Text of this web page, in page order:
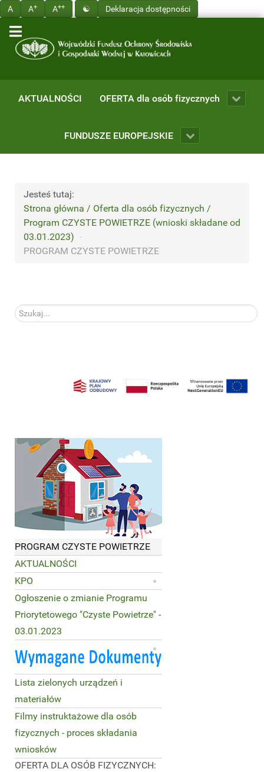
A A+ A++ ☯ Deklaracja dostępności
AKTUALNOŚCI OFERTA dla osób fizycznych
FUNDUSZE EUROPEJSKIE
Jesteś tutaj:
Strona główna / Oferta dla osób fizycznych /
Program CZYSTE POWIETRZE (wnioski składane od
03.01.2023) -
PROGRAM CZYSTE POWIETRZE
Szukaj...
PROGRAM CZYSTE POWIETRZE
AKTUALNOŚCI
KPO
Ogłoszenie o zmianie Programu
Priorytetowego "Czyste Powietrze" -
03.01.2023
Lista zielonych urządzeń i
materiałów
Filmy instruktażowe dla osób
fizycznych - proces składania
wniosków
OFERTA DLA OSÓB FIZYCZNYCH: